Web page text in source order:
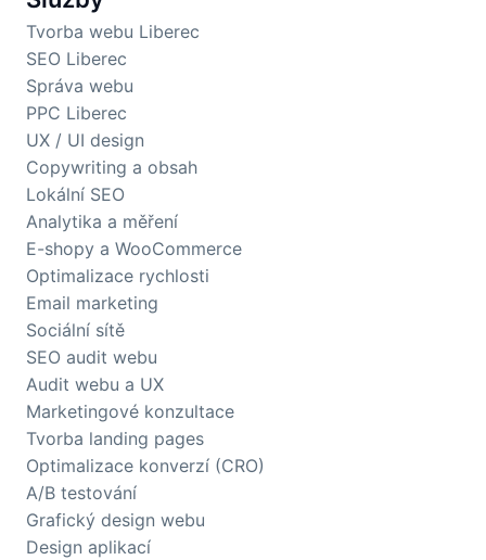
Tvorba webu Liberec
SEO Liberec
Správa webu
PPC Liberec
UX / UI design
Copywriting a obsah
Lokální SEO
Analytika a měření
E-shopy a WooCommerce
Optimalizace rychlosti
Email marketing
Sociální sítě
SEO audit webu
Audit webu a UX
Marketingové konzultace
Tvorba landing pages
Optimalizace konverzí (CRO)
A/B testování
Grafický design webu
Design aplikací